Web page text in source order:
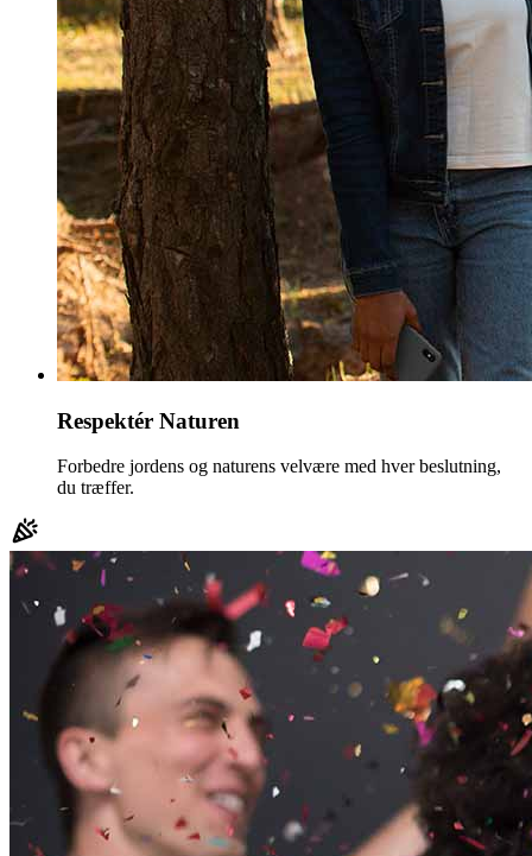
Respektér Naturen
Forbedre jordens og naturens velvære med hver beslutning,
du træffer.